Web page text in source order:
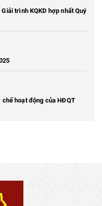
trình KQKD hợp nhất Quý
chế hoạt động của HĐQT